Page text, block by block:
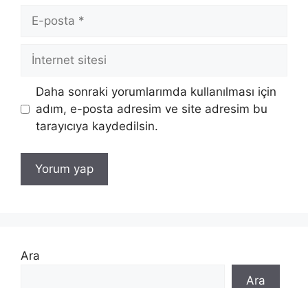
posta
İnternet
Daha sonraki yorumlarımda kullanılması için
adım, e-posta adresim ve site adresim bu
tarayıcıya kaydedilsin.
Ara
Ara